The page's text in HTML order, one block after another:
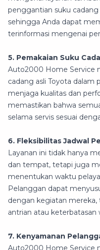
penggantian suku
sehingga Anda dapat
terinformasi mengenai
5. Pemakaian Suku
Auto2000 Home Service
cadang asli Toyota dalam
menjaga kualitas dan
memastikan bahwa
selama servis sesuai
6. Fleksibilitas Jadwal
Layanan ini tidak hanya
dan tempat, tetapi juga
menentukan waktu
Pelanggan dapat
dengan kegiatan
antrian atau keterbatasan
7. Kenyamanan
Auto2000 Home Service